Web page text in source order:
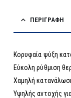
ΠΕΡΙΓΡΑΦΉ
Κορυφαία ψύξη
Εύκολη ρύθμιση
Χαμηλή
Υψηλής αντοχής